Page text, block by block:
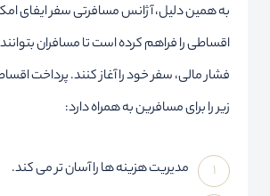
به همین دلیل، آژانس مسافرتی سفر ایفای
اقساطی را فراهم کرده است تا مسافران
فشار مالی، سفر خود را آغاز کنند. پرداخت
زیر را برای مسافرین به همراه دارد:
مدیریت هزینه ها را آسان تر می کند.